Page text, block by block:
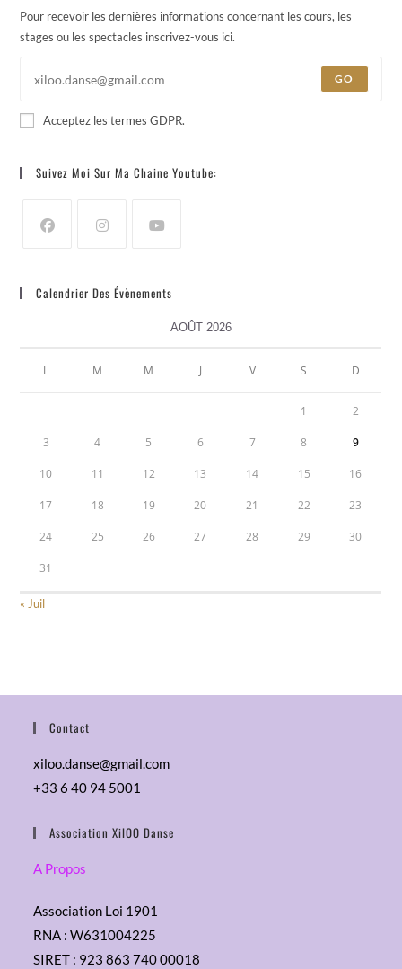
Pour recevoir les dernières informations concernant les cours, les
stages ou les spectacles inscrivez-vous ici.
GO
Acceptez les termes GDPR.
Suivez Moi Sur Ma Chaine Youtube:
Calendrier Des Évènements
AOÛT 2026
L M M J V S D
1 2
3 4 5 6 7 8 9
10 11 12 13 14 15 16
17 18 19 20 21 22 23
24 25 26 27 28 29 30
31
« Juil
Contact
xiloo.danse@gmail.com
+33 6 40 94 5001
Association XilOO Danse
A Propos
Association Loi 1901
RNA : W631004225
SIRET : 923 863 740 00018